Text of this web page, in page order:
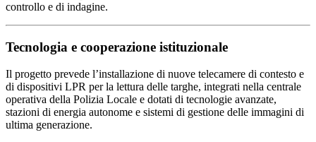
controllo e di indagine.
Tecnologia e cooperazione istituzionale
Il progetto prevede l’installazione di nuove telecamere di contesto e
di dispositivi LPR per la lettura delle targhe, integrati nella centrale
operativa della Polizia Locale e dotati di tecnologie avanzate,
stazioni di energia autonome e sistemi di gestione delle immagini di
ultima generazione.